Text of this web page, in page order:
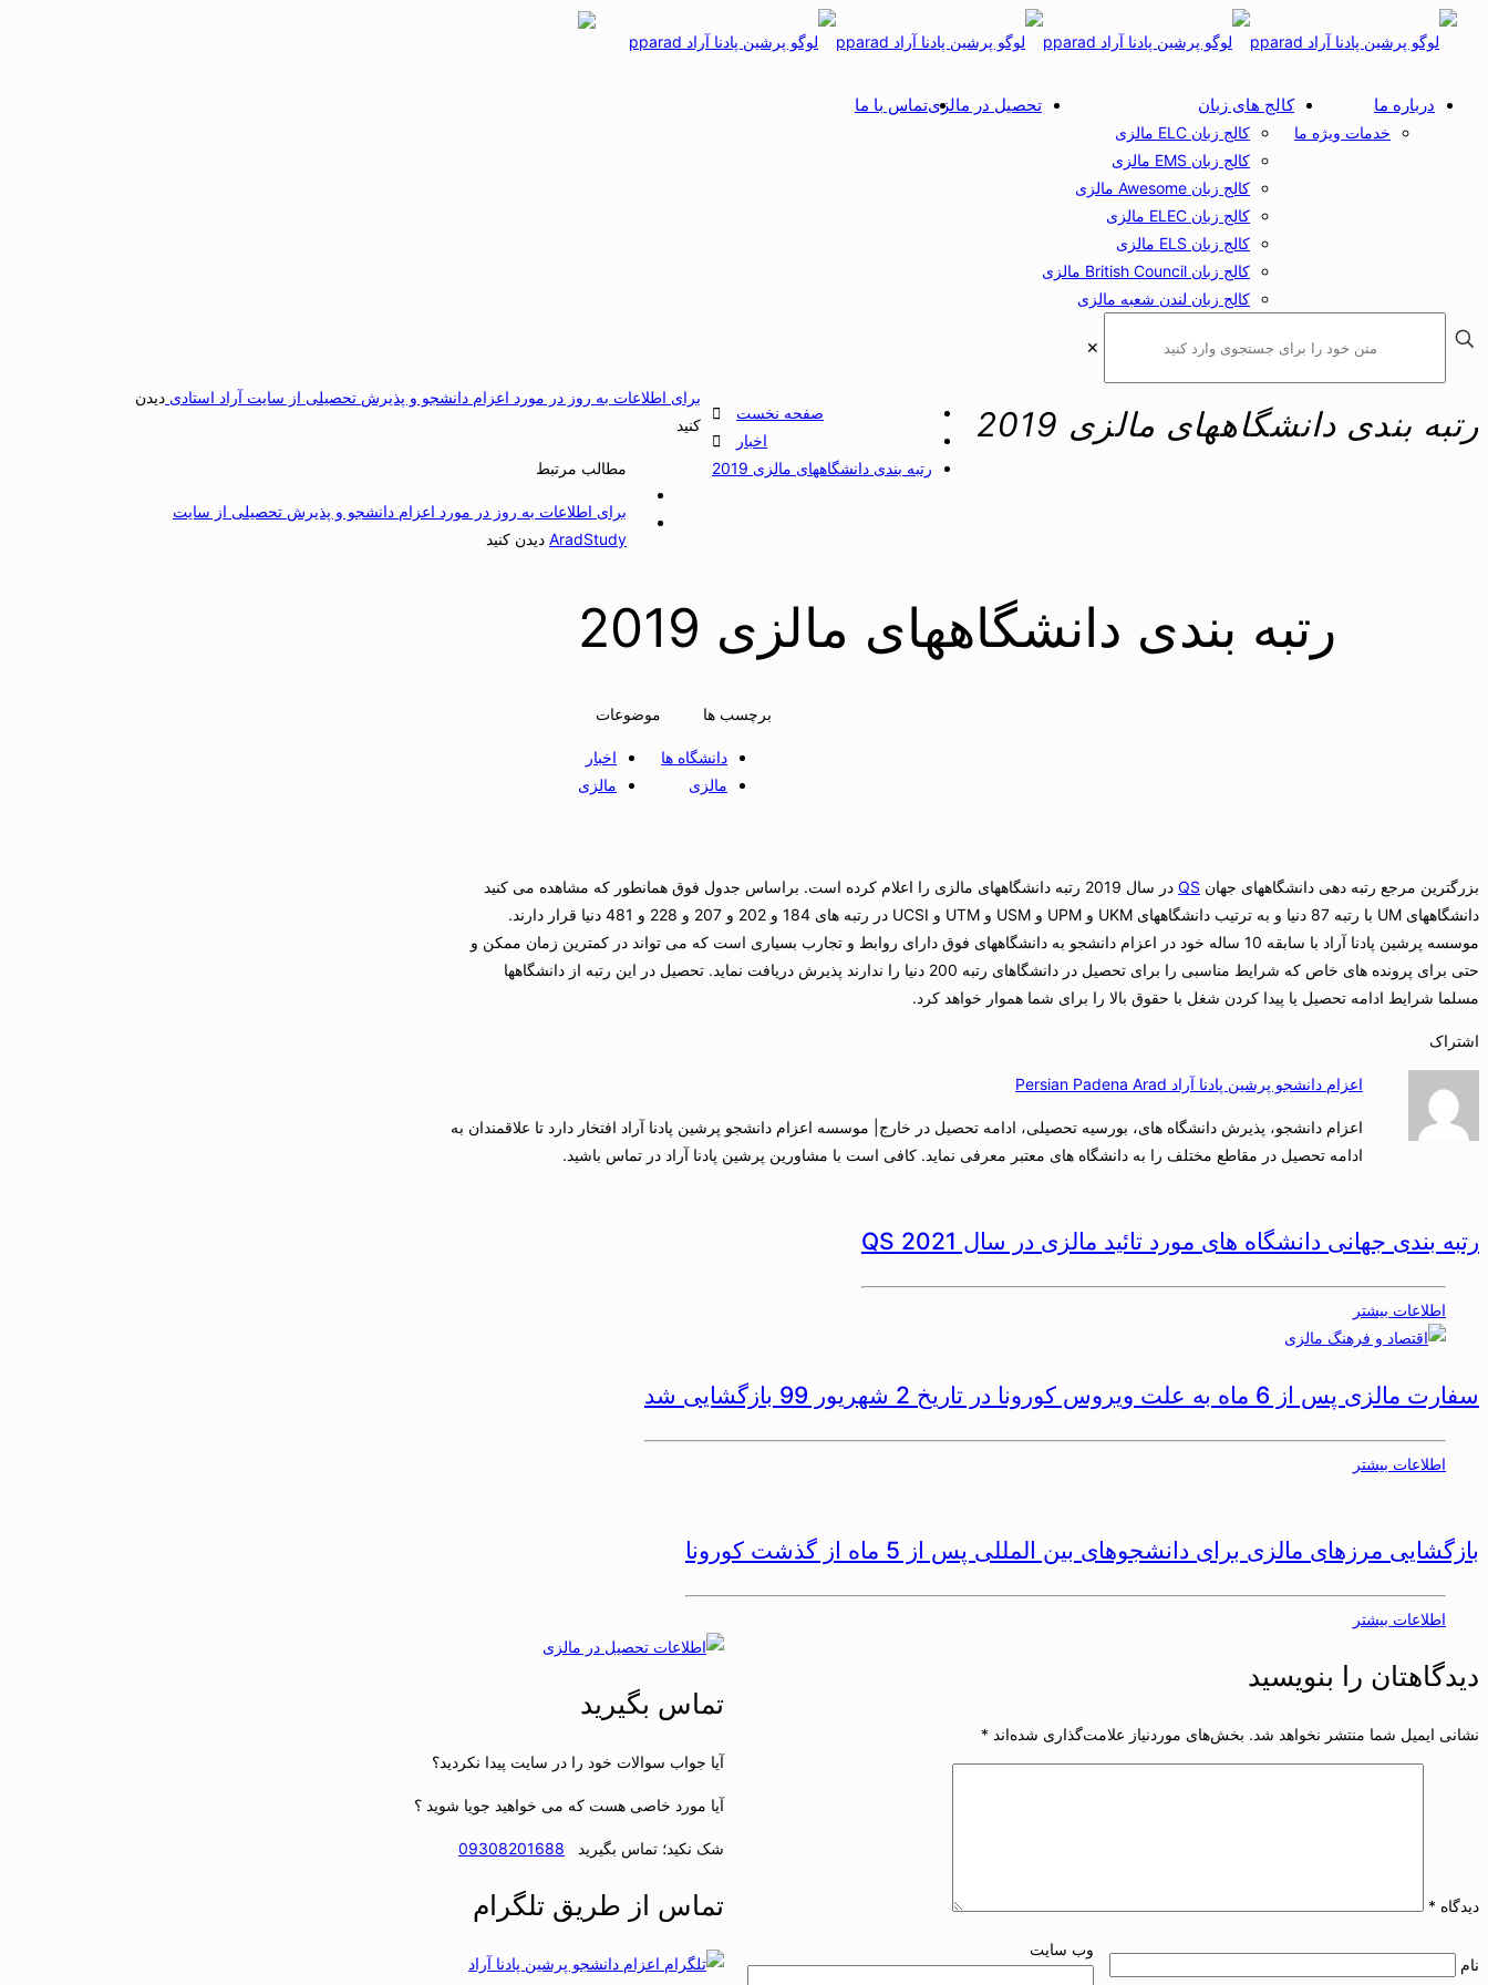
درباره ما
خدمات ویژه ما
کالج های زبان
کالج زبان ELC مالزی
کالج زبان EMS مالزی
کالج زبان Awesome مالزی
کالج زبان ELEC مالزی
کالج زبان ELS مالزی
کالج زبان British Council مالزی
کالج زبان لندن شعبه مالزی
تحصیل در مالزیتماس با ما
✕
رتبه بندی دانشگاههای مالزی 2019
صفحه نخست
اخبار
رتبه بندی دانشگاههای مالزی 2019
برای اطلاعات به روز در مورد اعزام دانشجو و پذیرش تحصیلی از سایت آراد استادی دیدن
کنید
رتبه بندی دانشگاههای مالزی 2019
موضوعات
اخبار
مالزی
برچسب ها
دانشگاه ها
مالزی
بزرگترین مرجع رتبه دهی دانشگاههای جهان QS
در سال 2019 رتبه دانشگاههای مالزی را اعلام کرده است. براساس جدول فوق همانطور که مشاهده می کنید
دانشگاههای UM با رتبه 87 دنیا و به ترتیب دانشگاههای UKM و UPM و USM و UTM و UCSI در رتبه های 184 و 202 و 207 و 228 و 481 دنیا قرار دارند.
موسسه پرشین پادنا آراد با سابقه 10 ساله خود در اعزام دانشجو به دانشگاههای فوق دارای روابط و تجارب بسیاری است که می تواند در کمترین زمان ممکن و
حتی برای پرونده های خاص که شرایط مناسبی را برای تحصیل در دانشگاهای رتبه 200 دنیا را ندارند پذیرش دریافت نماید. تحصیل در این رتبه از دانشگاهها
مسلما شرایط ادامه تحصیل یا پیدا کردن شغل با حقوق بالا را برای شما هموار خواهد کرد.
اشتراک
اعزام دانشجو پرشین پادنا آراد Persian Padena Arad
اعزام دانشجو، پذیرش دانشگاه های، بورسیه تحصیلی، ادامه تحصیل در خارج| موسسه اعزام دانشجو پرشین پادنا آراد افتخار دارد تا علاقمندان به
ادامه تحصیل در مقاطع مختلف را به دانشگاه های معتبر معرفی نماید. کافی است با مشاورین پرشین پادنا آراد در تماس باشید.
مطالب مرتبط
رتبه بندی جهانی دانشگاه های مورد تائید مالزی در سال 2021 QS
اطلاعات بیشتر
سفارت مالزی پس از 6 ماه به علت ویروس کورونا در تاریخ 2 شهریور 99 بازگشایی شد
اطلاعات بیشتر
بازگشایی مرزهای مالزی برای دانشجوهای بین المللی پس از 5 ماه از گذشت کورونا
اطلاعات بیشتر
دیدگاهتان را بنویسید
نشانی ایمیل شما منتشر نخواهد شد. بخش‌های موردنیاز علامت‌گذاری شده‌اند *
دیدگاه *
نام
وب‌ سایت
تماس بگیرید
آیا جواب سوالات خود را در سایت پیدا نکردید؟
آیا مورد خاصی هست که می خواهید جویا شوید ؟
شک نکید؛ تماس بگیرید 09308201688
تماس از طریق تلگرام
برای اطلاعات به روز در مورد اعزام دانشجو و پذیرش تحصیلی از سایت
AradStudy دیدن کنید